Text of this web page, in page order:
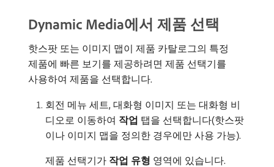
Dynamic Media에서 제품 선택
핫스팟 또는 이미지 맵이 제품 카탈로그의 특정
제품에 빠른 보기를 제공하려면 제품 선택기를
사용하여 제품을 선택합니다.
회전 메뉴 세트, 대화형 이미지 또는 대화형 비
디오로 이동하여 작업 탭을 선택합니다(핫스팟
이나 이미지 맵을 정의한 경우에만 사용 가능).
제품 선택기가 작업 유형 영역에 있습니다.